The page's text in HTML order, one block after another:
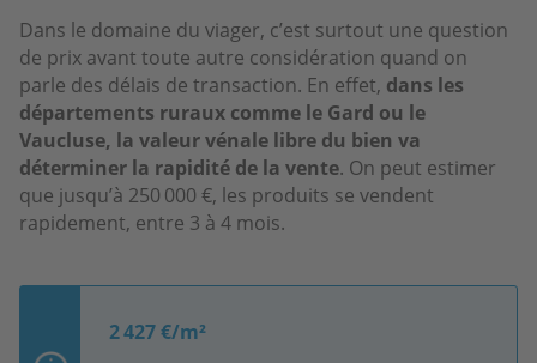
Dans le domaine du viager, c’est surtout une question
de prix avant toute autre considération quand on
parle des délais de transaction. En effet, dans les
départements ruraux comme le Gard ou le
Vaucluse, la valeur vénale libre du bien va
déterminer la rapidité de la vente. On peut estimer
que jusqu’à 250 000 €, les produits se vendent
rapidement, entre 3 à 4 mois.
2 427 €/m²